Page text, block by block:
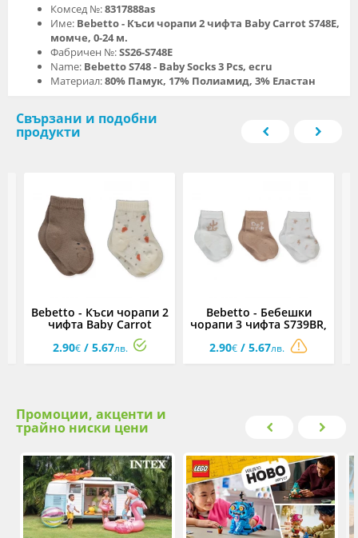
Комсед №:8317888as
Име: Bebetto - Къси чорапи 2 чифта Baby Carrot S748E,
момче, 0-24 м.
Фабричен №:SS26-S748E
Name: Bebetto S748 - Baby Socks 3 Pcs, ecru
Материал:80% Памук, 17% Полиамид, 3% Еластан
Свързани и подобни
продукти
Bebetto - Къси чорапи 2
чифта Baby Carrot
S748BR, момче, 0-24 м.
2.90€/ 5.67лв.
Bebetto - Бебешки
чорапи 3 чифта S739BR,
момче, 0-6 м.
2.90€ / 5.67лв.
Промоции, акценти и
трайно ниски цени